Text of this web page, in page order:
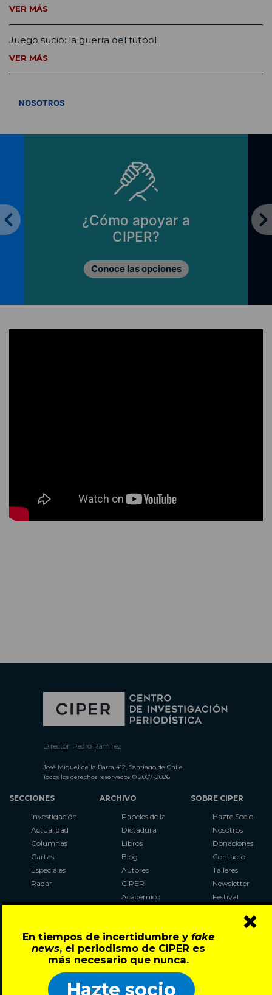
En tiempos de incertidumbre y fake
news, el periodismo de CIPER es
más necesario que nunca.
Hazte socio
×
VER MÁS
Juego sucio: la guerra del fútbol
VER MÁS
NOSOTROS
¿Cómo apoyar a
CIPER?
Conoce las opciones
Director: Pedro Ramírez
José Miguel de la Barra 412, Santiago de Chile
Todos los derechos reservados © 2007-2026
SECCIONES
Investigación
Actualidad
Columnas
Cartas
Especiales
Radar
ARCHIVO
Papeles de la
Dictadura
Libros
Blog
Autores
CIPER
Académico
Al Plebiscito
con CIPER
SOBRE CIPER
Hazte Socio
Nosotros
Donaciones
Contacto
Talleres
Newsletter
Festival